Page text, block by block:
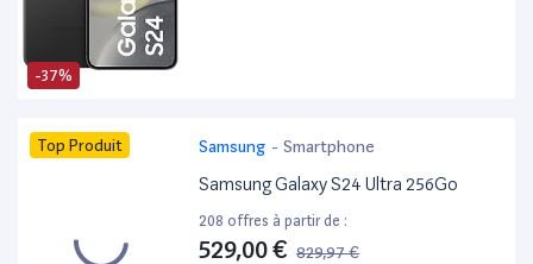
-37%
Top Produit Samsung - Smartphone
Samsung Galaxy S24 Ultra 256Go
208 offres à partir de :
529,00 € 829,97 €